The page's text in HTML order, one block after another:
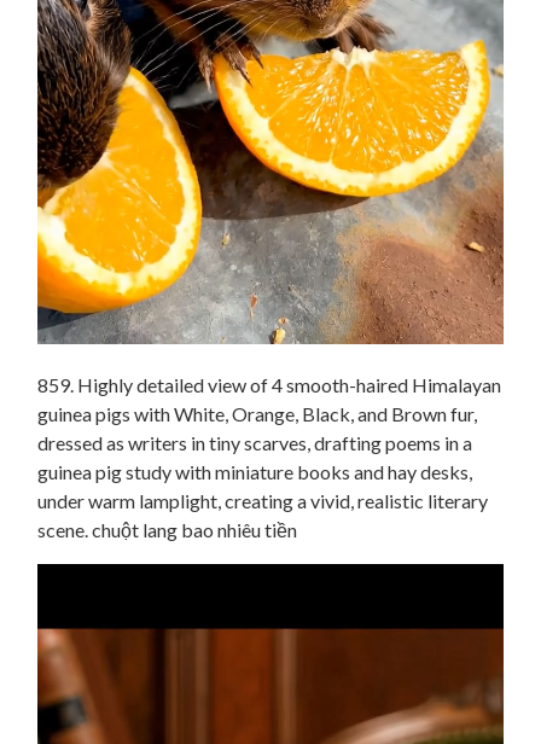
859. Highly detailed view of 4 smooth-haired Himalayan
guinea pigs with White, Orange, Black, and Brown fur,
dressed as writers in tiny scarves, drafting poems in a
guinea pig study with miniature books and hay desks,
under warm lamplight, creating a vivid, realistic literary
scene. chuột lang bao nhiêu tiền